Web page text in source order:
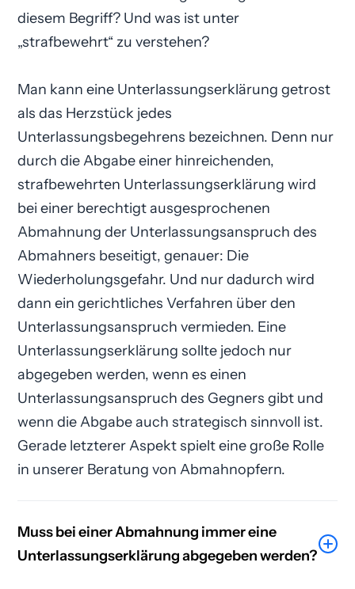
diesem Begriff? Und was ist unter
„strafbewehrt“ zu verstehen?
Man kann eine Unterlassungs­erklärung getrost
als das Herzstück jedes
Unterlassungsbegehrens bezeichnen. Denn nur
durch die Abgabe einer hinreichenden,
strafbewehrten Unterlassungs­erklärung wird
bei einer berechtigt ausgesprochenen
Abmahnung der Unterlassungsanspruch des
Abmahners beseitigt, genauer: Die
Wiederholungsgefahr. Und nur dadurch wird
dann ein gerichtliches Verfahren über den
Unterlassungsanspruch vermieden. Eine
Unterlassungs­erklärung sollte jedoch nur
abgegeben werden, wenn es einen
Unterlassungsanspruch des Gegners gibt und
wenn die Abgabe auch strategisch sinnvoll ist.
Gerade letzterer Aspekt spielt eine große Rolle
in unserer Beratung von Abmahnopfern.
Muss bei einer Abmahnung immer eine
Unterlassungs­erklärung abgegeben werden?